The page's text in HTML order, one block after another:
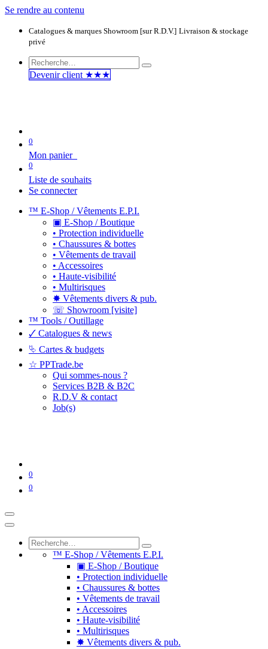
Se rendre au contenu
Catalogues & marques Showroom [sur R.D.V.] Livraison & stockage
privé
Devenir clie​​​​​​nt ★★★
0
Mon panier
0
Liste de souhaits
Se connecter
™ E-Shop / Vêtements E.P.I.
▣ E-Shop / Boutique
• Protection individuelle
• Chaussures & bottes
• Vêtements de travail
• Accessoires
• Haute-visibilité
• Multirisques
✸ Vêtements divers & pub.
☏ Showroom [visite]
™ Tools / Outillage
🗸 Catalogues & news
⮱ Cartes & budgets
☆ PPTrade.be
Qui sommes-nous ?
Services B2B & B2C
R.D.V & contact
Job(s)
0
0
™ E-Shop / Vêtements E.P.I.
▣ E-Shop / Boutique
• Protection individuelle
• Chaussures & bottes
• Vêtements de travail
• Accessoires
• Haute-visibilité
• Multirisques
✸ Vêtements divers & pub.